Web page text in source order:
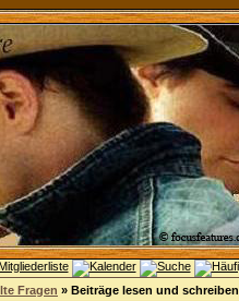
Fragen » Beiträge lesen und schreiben